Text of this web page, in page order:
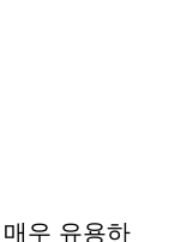
우 유용하